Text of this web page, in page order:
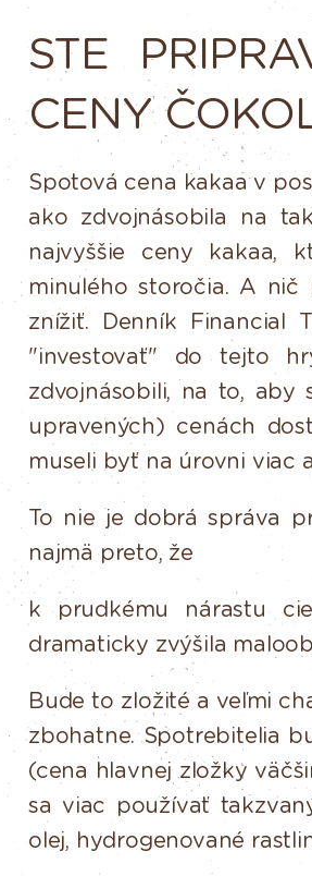
STE
CENY
Spotová cena kakaa v
ako zdvojnásobila na
najvyššie ceny kakaa,
minulého storočia. A nič
znížiť. Denník Financial
"investovať"
do tejto
zdvojnásobili, na to,
upravených) cenách
museli byť na úrovni viac
To nie je dobrá správa
najmä preto, že
k prudkému nárastu
dramaticky zvýšila
Bude to zložité a veľmi
zbohatne. Spotrebitelia
(cena hlavnej zložky
sa viac používať
olej, hydrogenované